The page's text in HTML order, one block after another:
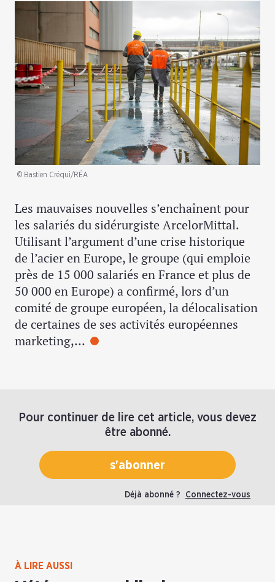
© Bastien Créqui/RÉA
Les mauvaises nouvelles s’enchaînent pour
les salariés du sidérurgiste ArcelorMittal.
Utilisant l’argument d’une crise historique
de l’acier en Europe, le groupe (qui emploie
près de 15 000 salariés en France et plus de
50 000 en Europe) a confirmé, lors d’un
comité de groupe européen, la délocalisation
de certaines de ses activités européennes
marketing,…
Pour continuer de lire cet article, vous devez
être abonné.
s'abonner
Déjà abonné ? Connectez-vous
À LIRE AUSSI